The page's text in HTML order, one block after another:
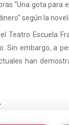
“Una gota para
según la
Teatro Escuela
Sin embargo, a
han